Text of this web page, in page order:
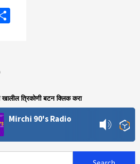
त्रिकोणी बटन क्लिक करा
Mirchi 90's Radio